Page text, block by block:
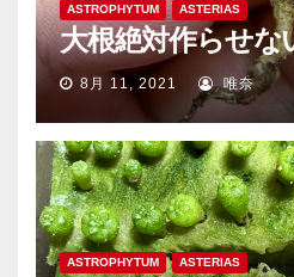
ASTROPHYTUM ASTERIAS
大根絶対作らせな
8月 11, 2021 唯奈
ASTROPHYTUM ASTERIAS